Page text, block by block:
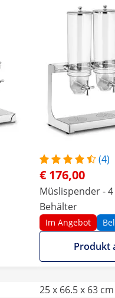
(4)
€ 176,00
Müslispender - 4
Behälter
Im Angebot
Produkt
25 x 66.5 x 63 cm